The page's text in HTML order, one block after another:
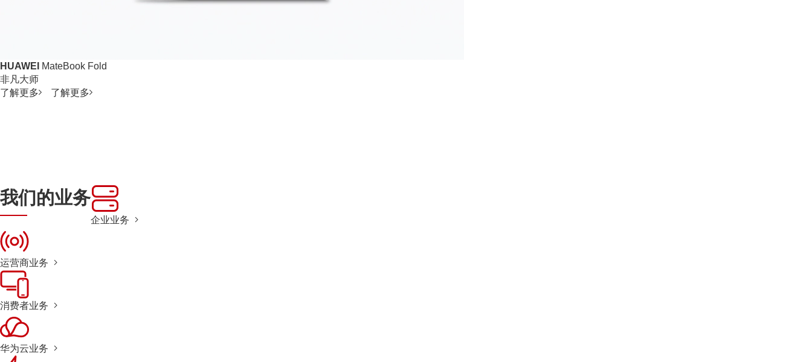
HUAWEI
MateBook Fold
非凡大师
了解更多
了解更多
我们的业务
企业业务
运营商业务
消费者业务
华为云业务